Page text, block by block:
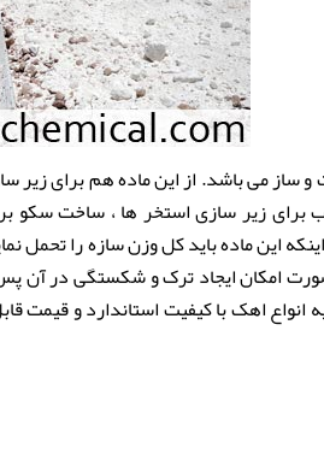
می باشد. از این ماده هم برای زیر
برای زیر سازی استخر ها ، ساخت سکو
این ماده باید کل وزن سازه را تحمل
امکان ایجاد ترک و شکستگی در آن
اهک با کیفیت استاندارد و قیمت